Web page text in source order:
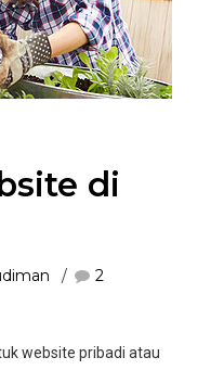
di
2
website pribadi atau